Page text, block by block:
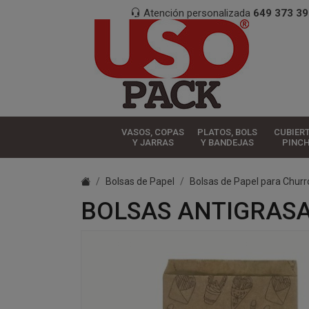
Atención personalizada 649 373
VASOS, COPAS
Y JARRAS
PLATOS, BOLS
Y BANDEJAS
Bolsas de Papel Bolsas de Papel para
BOLSAS